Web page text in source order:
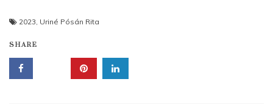
2023, Uriné Pósán Rita
SHARE